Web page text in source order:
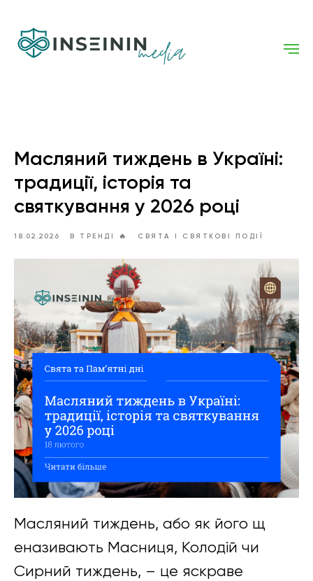
Масляний тиждень в Україні:
традиції, історія та
святкування у 2026 році
18.02.2026 В ТРЕНДІ 🔥 СВЯТА І СВЯТКОВІ ПОДІЇ
Масляний тиждень, або як його щ
еназивають Масниця, Колодій чи
Сирний тиждень, – це яскраве